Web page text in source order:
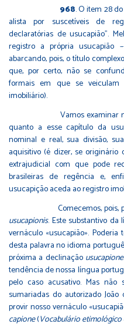
968. O item 28 do
alista por suscetíveis de
declaratórias de usucapião”.
registro a própria usucapião
abarcando, pois, o título
que, por certo, não se
formais em que se
imobiliário).
Vamos examinar nesta
quanto a esse capítulo da
nominal e real, sua divisão,
aquisitivo (é dizer, se originário
extrajudicial com que pode
brasileiras de regência e,
usucapição aceda ao registro
Comecemos, pois, pela
usucapionis. Este substantivo
vernáculo «usucapião».
desta palavra no idioma
próxima a declinação
tendência de nossa língua
pelo caso acusativo. Mas
sumariadas do autorizado
provir nosso vernáculo
capione(Vocabulário